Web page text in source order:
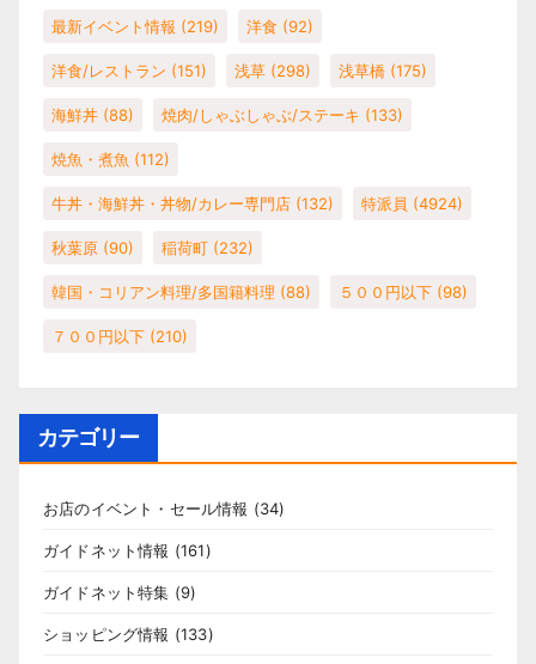
最新イベント情報 (219) 洋食 (92)
洋食/レストラン (151) 浅草 (298) 浅草橋 (175)
海鮮丼 (88) 焼肉/しゃぶしゃぶ/ステーキ (133)
焼魚・煮魚 (112)
牛丼・海鮮丼・丼物/カレー専門店 (132) 特派員 (4924)
秋葉原 (90) 稲荷町 (232)
韓国・コリアン料理/多国籍料理 (88) ５００円以下 (98)
７００円以下 (210)
カテゴリー
お店のイベント・セール情報 (34)
ガイドネット情報 (161)
ガイドネット特集 (9)
ショッピング情報 (133)